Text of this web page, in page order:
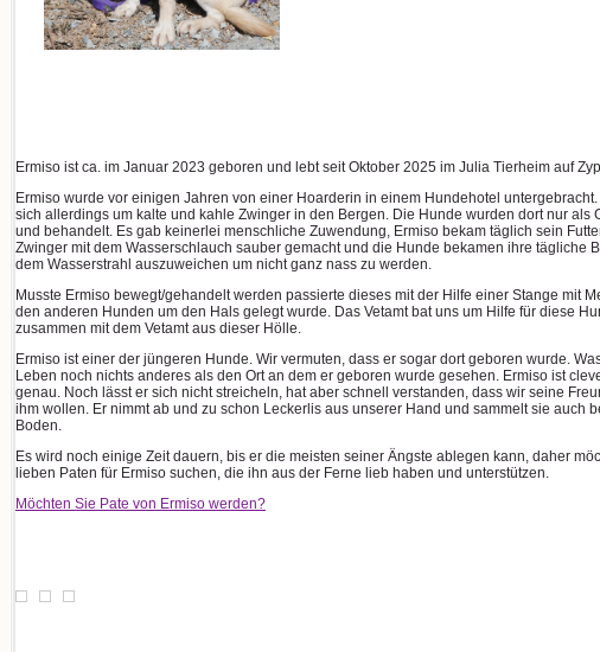
Ermiso ist ca. im Januar 2023 geboren und lebt seit Oktober 2025 im Julia Tierheim auf
Ermiso wurde vor einigen Jahren von einer Hoarderin in einem Hundehotel
sich allerdings um kalte und kahle Zwinger in den Bergen. Die Hunde wurden dort nur als
und behandelt. Es gab keinerlei menschliche Zuwendung, Ermiso bekam täglich sein
Zwinger mit dem Wasserschlauch sauber gemacht und die Hunde bekamen ihre tägliche
dem Wasserstrahl auszuweichen um nicht ganz nass zu werden.
Musste Ermiso bewegt/gehandelt werden passierte dieses mit der Hilfe einer Stange mit
den anderen Hunden um den Hals gelegt wurde. Das Vetamt bat uns um Hilfe für diese
zusammen mit dem Vetamt aus dieser Hölle.
Ermiso ist einer der jüngeren Hunde. Wir vermuten, dass er sogar dort geboren wurde.
Leben noch nichts anderes als den Ort an dem er geboren wurde gesehen. Ermiso ist
genau. Noch lässt er sich nicht streicheln, hat aber schnell verstanden, dass wir seine
ihm wollen. Er nimmt ab und zu schon Leckerlis aus unserer Hand und sammelt sie auch
Boden.
Es wird noch einige Zeit dauern, bis er die meisten seiner Ängste ablegen kann, daher
lieben Paten für Ermiso suchen, die ihn aus der Ferne lieb haben und unterstützen.
Möchten Sie Pate von Ermiso werden?